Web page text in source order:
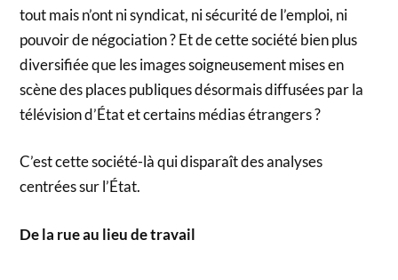
tout mais n’ont ni syndicat, ni sécurité de l’emploi, ni
pouvoir de négociation ? Et de cette société bien plus
diversifiée que les images soigneusement mises en
scène des places publiques désormais diffusées par la
télévision d’État et certains médias étrangers ?
C’est cette société-là qui disparaît des analyses
centrées sur l’État.
De la rue au lieu de travail